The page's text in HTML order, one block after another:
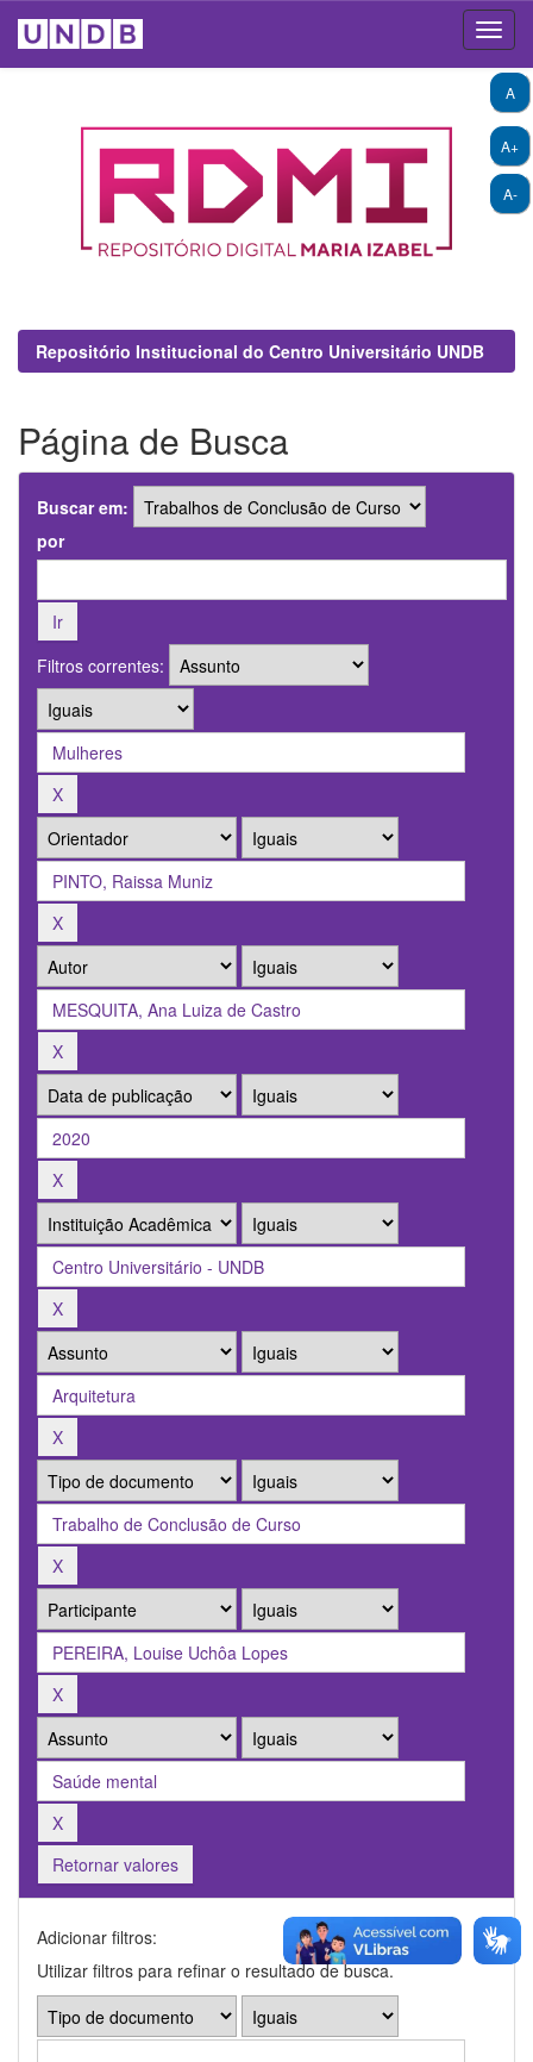
A+
A-
A
Repositório Institucional do Centro Universitário UNDB
Página de Busca
Buscar em:
por
Filtros correntes:
Retornar valores
Adicionar filtros:
Utilizar filtros para refinar o resultado de busca.